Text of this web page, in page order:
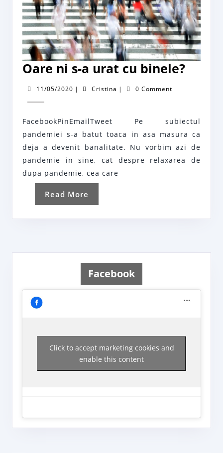
Oare ni s-a urat cu binele?Oare
urat
cu
11/05/2020 11/05/2020
| Cristina Cristina
| 0 Comment
FacebookPinEmailTweet Pe subiectul
pandemiei s-a batut toaca in asa masura ca
deja a devenit banalitate. Nu vorbim azi de
pandemie in sine, cat despre relaxarea de
dupa pandemie, cea care
Read More
More
Facebook
Click to accept marketing cookies and
enable this content